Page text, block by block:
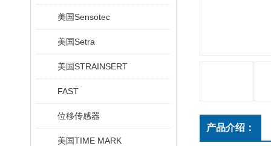
美国Sensotec
美国Setra
美国STRAINSERT
FAST
位移传感器
美国TIME MARK
产品介绍：